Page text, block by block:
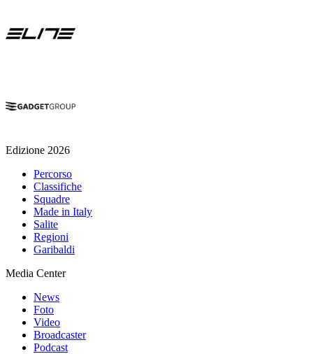
Edizione 2026
Percorso
Classifiche
Squadre
Made in Italy
Salite
Regioni
Garibaldi
Media Center
News
Foto
Video
Broadcaster
Podcast